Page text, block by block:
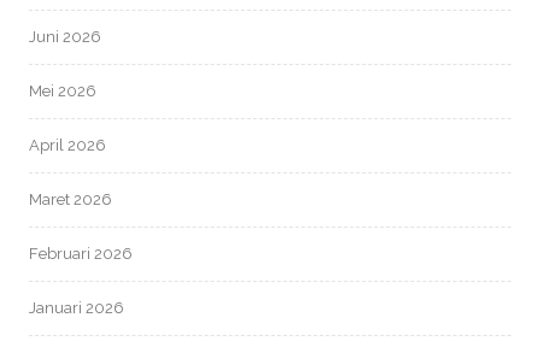
Juni 2026
Mei 2026
April 2026
Maret 2026
Februari 2026
Januari 2026